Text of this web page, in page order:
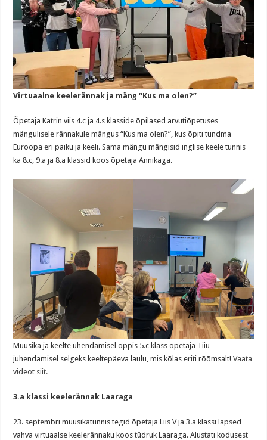
Virtuaalne keelerännak ja mäng “Kus ma olen?”
Õpetaja Katrin viis 4.c ja 4.s klasside õpilased arvutiõpetuses
mängulisele rännakule mängus “Kus ma olen?”, kus õpiti tundma
Euroopa eri paiku ja keeli. Sama mängu mängisid inglise keele tunnis
ka 8.c, 9.a ja 8.a klassid koos õpetaja Annikaga.
Muusika ja keelte ühendamisel õppis 5.c klass õpetaja Tiiu
juhendamisel selgeks keeltepäeva laulu, mis kõlas eriti rõõmsalt!Vaata
videot siit.
3.a klassi keelerännak Laaraga
23. septembri muusikatunnis tegid õpetaja Liis V ja 3.a klassi lapsed
vahva virtuaalse keelerännaku koos tüdruk Laaraga. Alustati kodusest